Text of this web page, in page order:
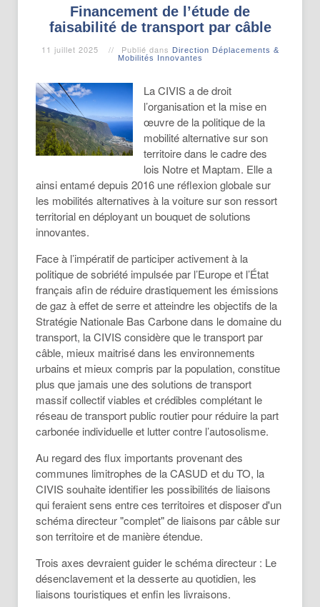
Financement de l’étude de
faisabilité de transport par câble
11 juillet 2025 Publié dans Direction Déplacements &
Mobilités Innovantes
La CIVIS a de droit
l’organisation et la mise en
œuvre de la politique de la
mobilité alternative sur son
territoire dans le cadre des
lois Notre et Maptam. Elle a
ainsi entamé depuis 2016 une réflexion globale sur
les mobilités alternatives à la voiture sur son ressort
territorial en déployant un bouquet de solutions
innovantes.
Face à l’impératif de participer activement à la
politique de sobriété impulsée par l’Europe et l’État
français afin de réduire drastiquement les émissions
de gaz à effet de serre et atteindre les objectifs de la
Stratégie Nationale Bas Carbone dans le domaine du
transport, la CIVIS considère que le transport par
câble, mieux maitrisé dans les environnements
urbains et mieux compris par la population, constitue
plus que jamais une des solutions de transport
massif collectif viables et crédibles complétant le
réseau de transport public routier pour réduire la part
carbonée individuelle et lutter contre l’autosolisme.
Au regard des flux importants provenant des
communes limitrophes de la CASUD et du TO, la
CIVIS souhaite identifier les possibilités de liaisons
qui feraient sens entre ces territoires et disposer d'un
schéma directeur "complet" de liaisons par câble sur
son territoire et de manière étendue.
Trois axes devraient guider le schéma directeur : Le
désenclavement et la desserte au quotidien, les
liaisons touristiques et enfin les livraisons.